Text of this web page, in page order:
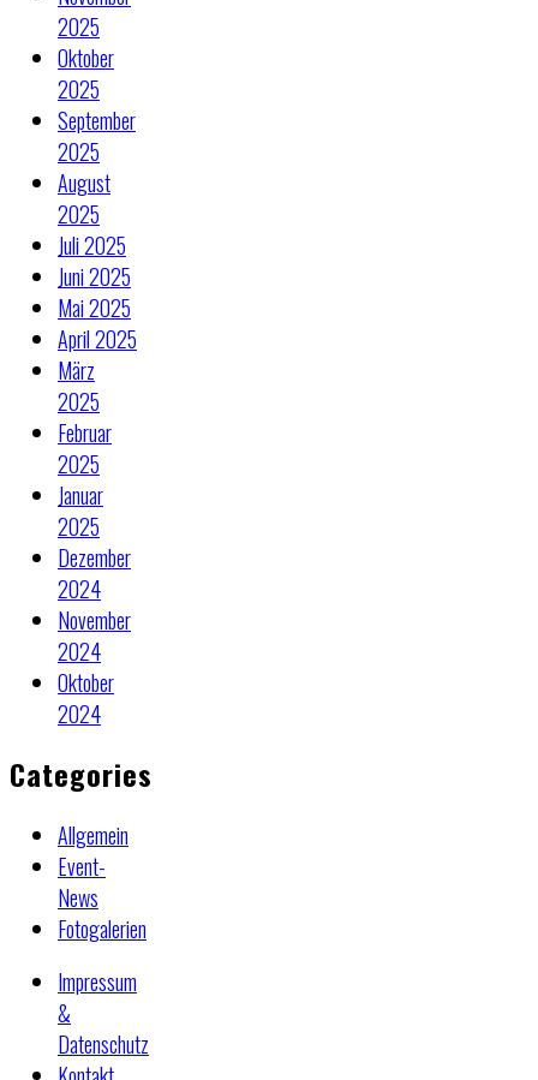
2025
Oktober
2025
September
2025
August
2025
Juli 2025
Juni 2025
Mai 2025
April 2025
März
2025
Februar
2025
Januar
2025
Dezember
2024
November
2024
Oktober
2024
Categories
Allgemein
Event-
News
Fotogalerien
Impressum
&
Datenschutz